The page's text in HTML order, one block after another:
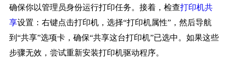
确保你以管理员身份运行打印任务。接着，检查打印机共
享设置：右键点击打印机，选择“打印机属性”，然后导航
到“共享”选项卡，确保“共享这台打印机”已选中。如果这些
步骤无效，尝试重新安装打印机驱动程序。